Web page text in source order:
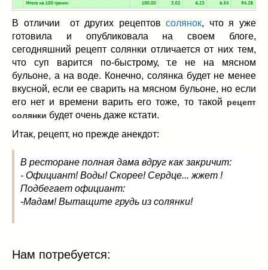
Заначка на зиму!
Грибы(5)
Напитки
(3)
Овощные заготовки (11)
Сладкие заготовки(10)
Поговорим о
конкурсы(7)
продуктах(2)
разном(9)
Праздничные блюда(21)
8 марта(1)
День всех влюбленных(3)
мужские даты(1)
В отличии от других рецептовсолянок, что я уже
готовила и опубликовала на своем блоге,
сегодняшний рецепт солянки отличается от них тем,
что суп варится по-быстрому, т.е не на мясном
бульоне, а на воде. Конечно, солянка будет не менее
вкусной, если ее сварить на мясном бульоне, но если
его нет и времени варить его тоже, то такой рецепт
солянки будет очень даже кстати.
Итак, рецепт, но прежде анекдот:
В ресторане полная дама вдруг как закричит:
- Официант! Воды! Скорее! Сердце... жжет !
Подбегает официант:
-Мадам! Вытащите грудь из солянки!
Нам потребуется: